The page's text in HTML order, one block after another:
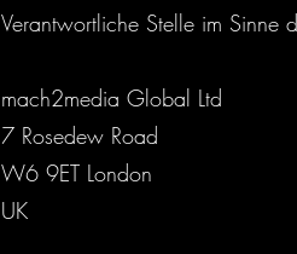
Verantwortliche Stelle im Sinne
mach2media Global Ltd
7 Rosedew Road
W6 9ET London
UK